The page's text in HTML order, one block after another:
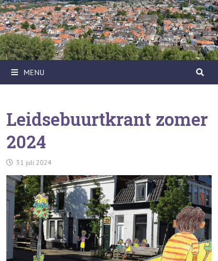
Ga
naar
de
inhoud
MENU
Leidsebuurtkrant zomer
2024
31 juli 2024